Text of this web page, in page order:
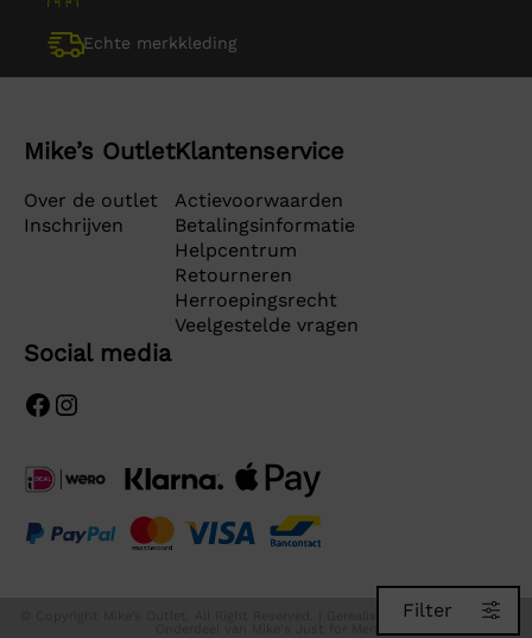
Filter
Echte merkkleding
Mike’s Outlet
Over de outlet
Inschrijven
Klantenservice
Actievoorwaarden
Betalingsinformatie
Helpcentrum
Retourneren
Herroepingsrecht
Veelgestelde vragen
Social media
Facebook
© Copyright Mike’s Outlet. All Right Reserved. | Gerealiseerd doorTeam F&J